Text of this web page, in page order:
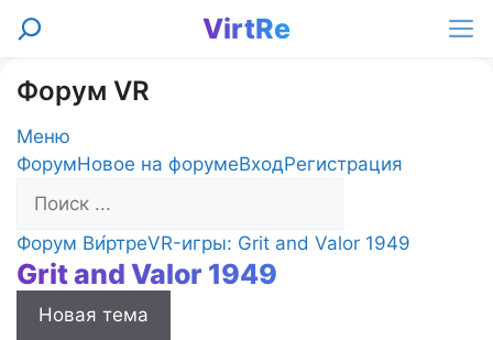
Перейти
VirtRe
Поиск
Форум VR
Меню
Навигация
Форума
ФорумНовое на форумеВходРегистрация
Форум
breadcrumbs
-
Вы
Форум Ви́ртреVR-игры: Grit and Valor 1949
Grit and Valor 1949
Новая тема